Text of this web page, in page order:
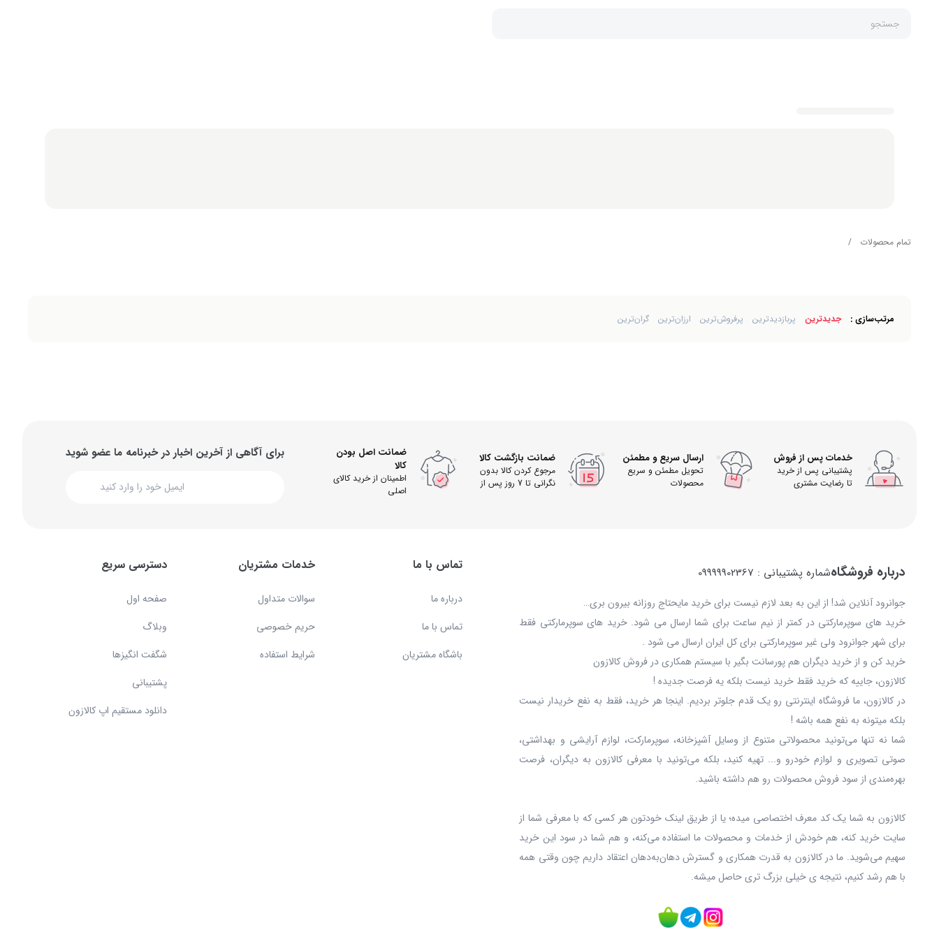
جستجو
تمام محصولات /
مرتب‌سازی : جدیدترین پربازدیدترین پرفروش‌ترین ارزان‌ترین گران‌ترین
خدمات پس از فروش
پشتیبانی پس از خرید
تا رضایت مشتری
ارسال سریع و مطمئن
تحویل مطمئن و سریع
محصولات
ضمانت بازگشت کالا
مرجوع کردن کالا بدون
نگرانی تا 7 روز پس از
ضمانت اصل بودن
کالا
اطمینان از خرید کالای
اصلی
برای آگاهی از آخرین اخبار در خبرنامه ما عضو شوید
درباره فروشگاهشماره پشتیبانی : 09999902367
جوانرود آنلاین شد! از این به بعد لازم نیست برای خرید مایحتاج روزانه بیرون بری…
خرید های سوپرمارکتی در کمتر از نیم ساعت برای شما ارسال می شود. خرید های سوپرمارکتی فقط
برای شهر جوانرود ولی غیر سوپرمارکتی برای کل ایران ارسال می شود .
خرید کن و از خرید دیگران هم پورسانت بگیر با سیستم همکاری در فروش کالازون
کالازون، جاییه که خرید فقط خرید نیست بلکه یه فرصت جدیده !
در کالازون، ما فروشگاه اینترنتی رو یک قدم جلوتر بردیم. اینجا هر خرید، فقط به نفع خریدار نیست
بلکه میتونه به نفع همه باشه !
شما نه‌ تنها می‌تونید محصولاتی متنوع از وسایل آشپزخانه، سوپرمارکت، لوازم آرایشی و بهداشتی،
صوتی تصویری و لوازم خودرو و... تهیه کنید، بلکه می‌تونید با معرفی کالازون به دیگران، فرصت
بهره‌مندی از سود فروش محصولات رو هم داشته باشید.
کالازون به شما یک کد معرف اختصاصی میده؛ یا از طریق لینک خودتون هر کسی که با معرفی شما از
سایت خرید کنه، هم خودش از خدمات و محصولات ما استفاده می‌کنه، و هم شما در سود این خرید
سهیم می‌شوید. ما در کالازون به قدرت همکاری و گسترش دهان‌به‌دهان اعتقاد داریم چون وقتی همه
با هم رشد کنیم، نتیجه ی خیلی بزرگ‌ تری حاصل میشه.
تماس با ما
درباره ما
تماس با ما
باشگاه مشتریان
خدمات مشتریان
سوالات متداول
حریم خصوصی
شرایط استفاده
دسترسی سریع
صفحه اول
وبلاگ
شگفت انگیزها
پشتیبانی
دانلود مستقیم اپ کالازون